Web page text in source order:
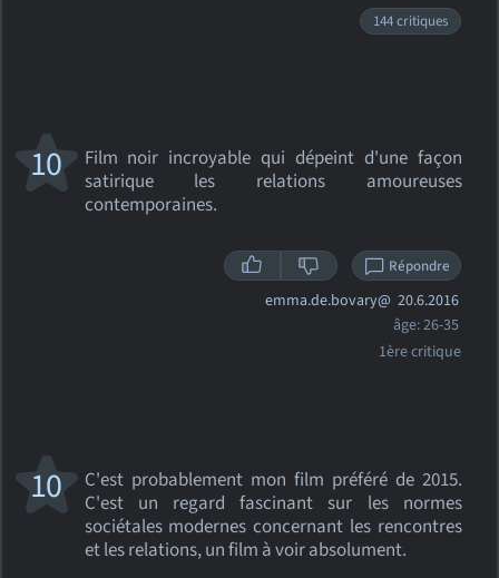
144 critiques
Film noir incroyable qui dépeint d'une façon
satirique les relations amoureuses
contemporaines.
10
Répondre
emma.de.bovary@ 20.6.2016
âge: 26-35
1ère critique
C'est probablement mon film préféré de 2015.
C'est un regard fascinant sur les normes
sociétales modernes concernant les rencontres
et les relations, un film à voir absolument.
10